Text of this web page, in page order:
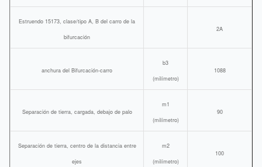
Estruendo 15173, clase/tipo A, B del carro de la
bifurcación
2A
anchura del Bifurcación-carro
b3
(milímetro)
1088
Separación de tierra, cargada, debajo de palo
m1
(milímetro)
90
Separación de tierra, centro de la distancia entre
ejes
m2
(milímetro)
100